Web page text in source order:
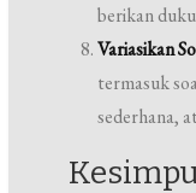
berikan
Variasikan
termasuk
sederhana,